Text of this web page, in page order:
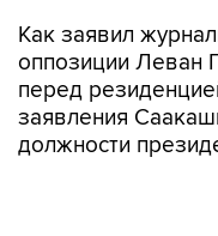
Как заявил
оппозиции Леван
перед
заявления
должности